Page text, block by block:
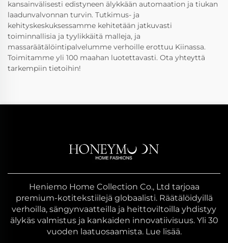
kansainvälisesti edistyneen älykkään automaation ja tiukan
laadunvalvonnan turvin. Tutkimus- ja
kehityskeskuksessamme kehitetään jatkuvasti
toiminnallisia ja tyylikkäitä malleja, ja
massaräätälöintipalvelumme verhoille erottuu Kiinassa.
Toimitamme yli 100 maahan luotettavasti. Ota yhteyttä
tarkempiin tietoihin!
Heniemo Home Collection Co., Ltd tarjoaa
premium-kotitekstiilejä globaalisti. Räätälöidyillä
verhoilla, sängynvaatteilla ja heittoviltoilla yhdistyy
älykäs valmistus ja kankaiden innovatiivisuus. Yli 30
vuoden laatuosaamista. Lue lisää.